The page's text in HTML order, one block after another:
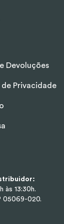
Devoluções
de Privacidade
às 13:30h.
05069-020.